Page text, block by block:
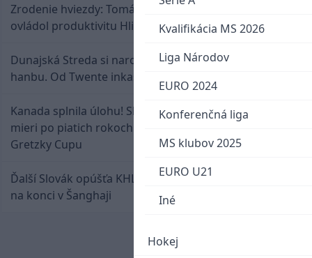
Kvalifikácia MS 2026
Liga Národov
EURO 2024
Konferenčná liga
MS klubov 2025
EURO U21
Iné
Hokej
Zrodenie hviezdy: Tomáš Selič zničil Švajčiarov a
ovládol produktivitu Hlinka Gretzky Cupu
Dunajská Streda si narobila v Holandsku poriadnu
hanbu. Od Twente inkasovala poltucet
Kanada splnila úlohu! Slovenská osemnástka
mieri po piatich rokoch do semifinále Hlinka
Gretzky Cupu
Ďalší Slovák opúšťa KHL. Patrik Rybár sa dohodol
na konci v Šanghaji